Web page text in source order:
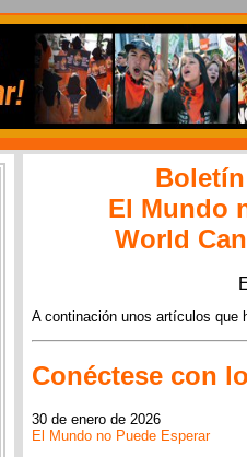
El Mundo
World
A continación unos artículos que
Conéctese con
30 de enero de 2026
El Mundo no Puede Esperar